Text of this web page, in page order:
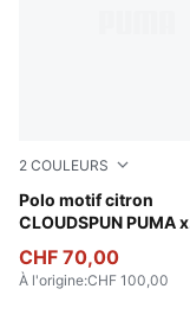
2 COULEURS
Polo motif citron
CLOUDSPUN PUMA x
Alpine Snow
CHF 70,00
À l'origine:CHF 100,00